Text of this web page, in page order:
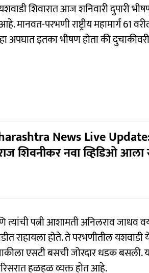
शिवारात आज शनिवारी दुपारी
मानवत-परभणी राष्ट्रीय महामार्ग 61
इतका भीषण होता की
News Live Update:
शिवनीकर नवा व्हिडिओ आला
पत्नी आशामती अनिलराव जाधव
राहायला होते. ते परभणीतील
एसटी बसची जोरदार धडक बसली.
हळहळ व्यक्त होत आहे.